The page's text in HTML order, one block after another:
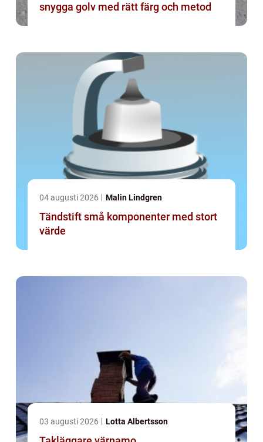
snygga golv med rätt färg och metod
04 augusti 2026 Malin Lindgren
Tändstift små komponenter med stort
värde
03 augusti 2026 Lotta Albertsson